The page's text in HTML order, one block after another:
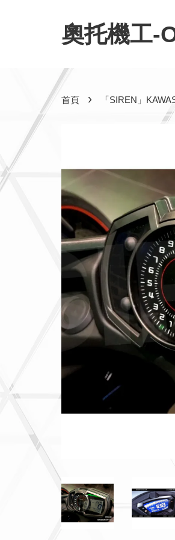
奧托機工-
首頁 › 「SIREN」